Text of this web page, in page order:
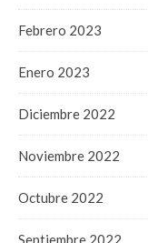
Febrero 2023
Enero 2023
Diciembre 2022
Noviembre 2022
Octubre 2022
Septiembre 2022